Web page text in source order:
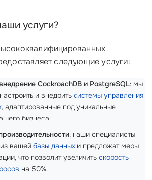
услуги?
следующие услуги:
CockroachDB и PostgreSQL: мы
и внедрить системы управления
, адаптированные под уникальные
бизнеса.
: наши специалисты
вашей базы данных и предложат меры
что позволит увеличить скорость
на 50%.